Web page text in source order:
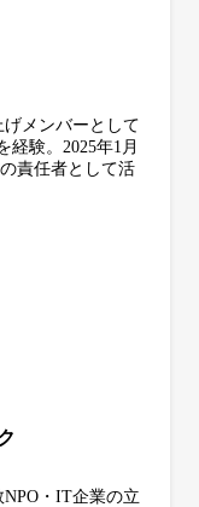
メンバーとして
験。2025年1月
責任者として活
・IT企業の立